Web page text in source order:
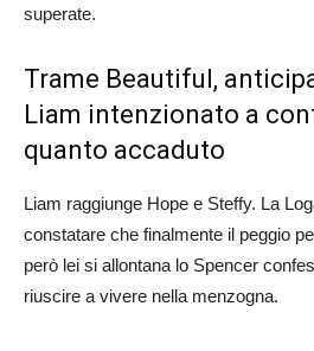
superate.
Trame Beautiful,
Liam intenzionato a
quanto accaduto
Liam raggiunge Hope e Steffy. La
constatare che finalmente il peggio
però lei si allontana lo Spencer
riuscire a vivere nella menzogna.